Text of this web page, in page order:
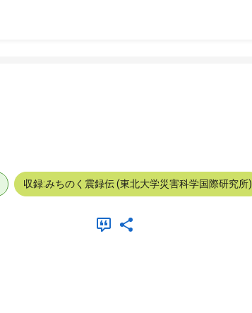
収録:みちのく震録伝 (東北大学災害科学国際研究所)